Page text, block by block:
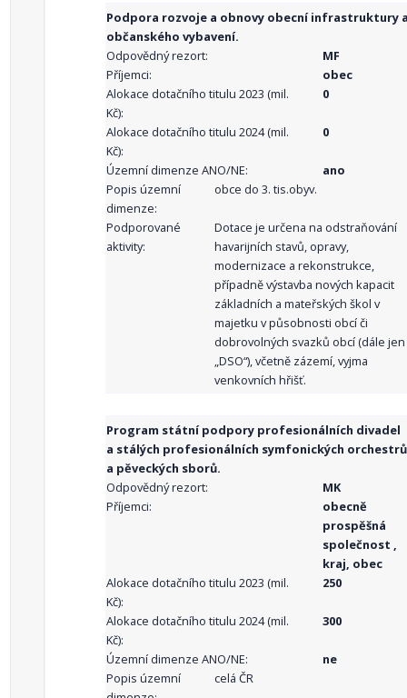
Podpora rozvoje a obnovy obecní infrastruktury
občanského vybavení.
Odpovědný rezort:
MF
Příjemci:
obec
Alokace dotačního titulu 2023 (mil.
Kč):
0
Alokace dotačního titulu 2024 (mil.
Kč):
0
Územní dimenze ANO/NE:
ano
Popis územní
dimenze:
obce do 3. tis.obyv.
Podporované
aktivity:
Dotace je určena na odstraňování
havarijních stavů, opravy,
modernizace a rekonstrukce,
případně výstavba nových kapacit
základních a mateřských škol v
majetku v působnosti obcí či
dobrovolných svazků obcí (dále jen
„DSO“), včetně zázemí, vyjma
venkovních hřišť.
Program státní podpory profesionálních divadel
a stálých profesionálních symfonických orchestrů
a pěveckých sborů.
Odpovědný rezort:
MK
Příjemci:
obecně
prospěšná
společnost ,
kraj, obec
Alokace dotačního titulu 2023 (mil.
Kč):
250
Alokace dotačního titulu 2024 (mil.
Kč):
300
Územní dimenze ANO/NE:
ne
Popis územní
celá ČR